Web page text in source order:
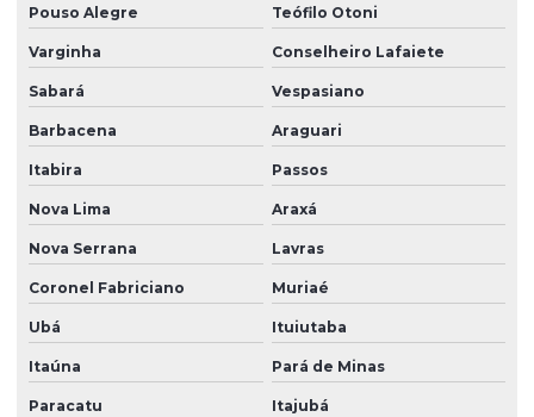
Pouso Alegre Teófilo Otoni
Varginha Conselheiro Lafaiete
Sabará Vespasiano
Barbacena Araguari
Itabira Passos
Nova Lima Araxá
Nova Serrana Lavras
Coronel Fabriciano Muriaé
Ubá Ituiutaba
Itaúna Pará de Minas
Paracatu Itajubá